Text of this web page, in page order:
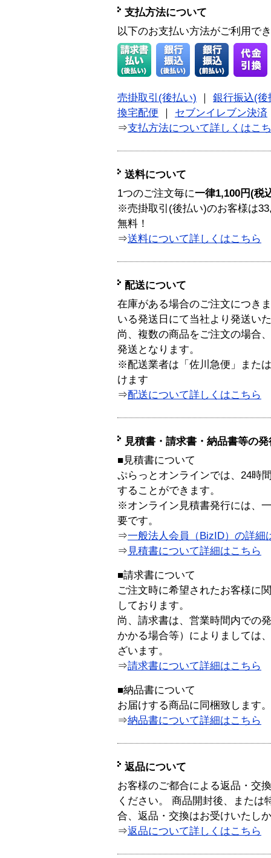
支払方法について
以下のお支払い方法がご利用で
売掛取引(後払い)
銀行振込(後
換宅配便
セブンイレブン決済
⇒支払方法について詳しくはこ
送料について
1つのご注文毎に一律1,100円(税
※売掛取引(後払い)のお客様は
無料！
⇒送料について詳しくはこちら
配送について
在庫がある場合のご注文につき
いる発送日にて当社より発送い
尚、複数の商品をご注文の場合
発送となります。
※配送業者は「佐川急便」また
けます
⇒配送について詳しくはこちら
見積書・請求書・納品書等の
■見積書について
ぷらっとオンラインでは、24時
することができます。
※オンライン見積書発行には、
要です。
⇒一般法人会員（BizID）の詳細
⇒ 見積書について詳細はこちら
■請求書について
ご注文時に希望されたお客様に
しております。
尚、請求書は、営業時間内での
かかる場合等）によりましては
ざいます。
⇒請求書について詳細はこちら
■納品書について
お届けする商品に同梱致します。
⇒納品書について詳細はこちら
返品について
お客様のご都合による返品・交
ください。 商品開封後、または
合、返品・交換はお受けいたし
⇒返品について詳しくはこちら